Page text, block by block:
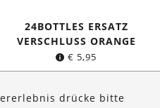
24BOTTLES ERSATZ
VERSCHLUSS ORANGE
€ 5,95
drücke bitte